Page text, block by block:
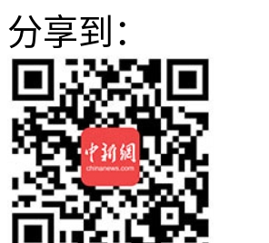
分享到：